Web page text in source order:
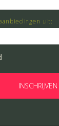
uit: